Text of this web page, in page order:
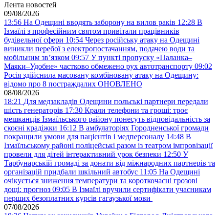
Лента новостей
09/08/2026
13:56 На Одещині вводять заборону на вилов раків 12:28 В
Ізмаїлі з професійним святом привітали працівників
будівельної сфери 10:54 Через російську атаку на Одещині
виникли перебої з електропостачанням, подачею води та
мобільним звʼязком 09:57 У пункті пропуску «Паланка–
Маяки–Удобне» частково обмежено рух автотранспорту 09:02
Росія здійснила масовану комбіновану атаку на Одещину:
відомо про 8 постраждалих ОНОВЛЕНО
08/08/2026
18:21 Для медзакладів Одещини польські партнери передали
шість генераторів 17:30 Крали телефони та гроші: троє
мешканців Ізмаїльського району понесуть відповідальність за
скоєні крадіжки 16:12 В амбулаторіях Городненської громади
покращили умови для пацієнтів і медперсоналу 14:48 В
Ізмаїльському районі поліцейські разом із театром імпровізації
провели для дітей інтерактивний урок безпеки 12:50 У
Тарбунарській громаді за донати від міжнародних партнерів та
організацій придбали шкільний автобус 11:05 На Одещині
очікується зниження температури та короткочасні грозові
дощі: прогноз 09:05 В Ізмаїлі вручили сертифікати учасникам
перших безоплатних курсів гагаузької мови
07/08/2026